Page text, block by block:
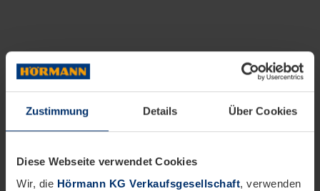
Zustimmung Details Über Cookies
Diese Webseite verwendet Cookies
Wir, die Hörmann KG Verkaufsgesellschaft, verwenden